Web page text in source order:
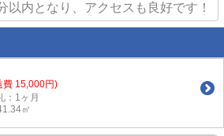
以内となり、アクセスも良好です！
費 15,000円)
：1ヶ月
㎡